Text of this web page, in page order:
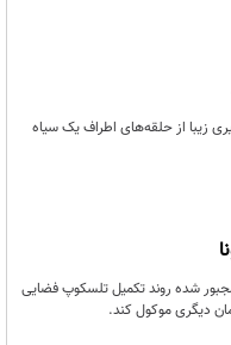
زیبا از حلقه‌های اطراف یک سیاه
شده روند تکمیل تلسکوپ فضایی
دیگری موکول کند.